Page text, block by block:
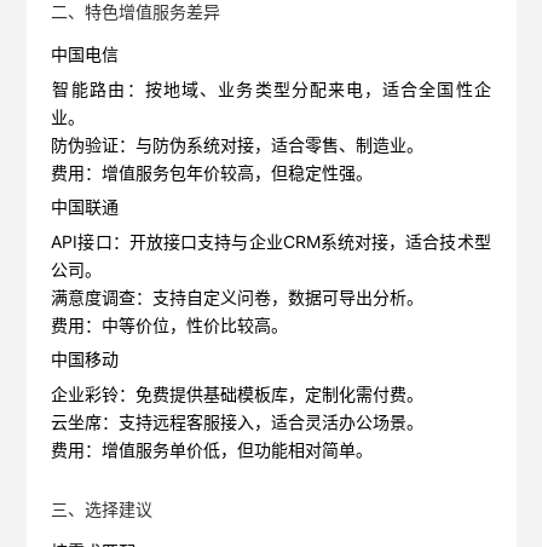
二、特色增值服务差异
中国电信
智能路由 ‌：按地域、业务类型分配来电，适合全国性企
业。
防伪验证‌：与防伪系统对接，适合零售、制造业。
费用‌：增值服务包年价较高，但稳定性强。
中国联通
API接口‌：开放接口支持与企业CRM系统对接，适合技术型
公司。
满意度调查‌：支持自定义问卷，数据可导出分析。
费用‌：中等价位，性价比较高。
中国移动
企业彩铃‌：免费提供基础模板库，定制化需付费。
云坐席‌：支持远程客服接入，适合灵活办公场景。
费用‌：增值服务单价低，但功能相对简单。
三、选择建议